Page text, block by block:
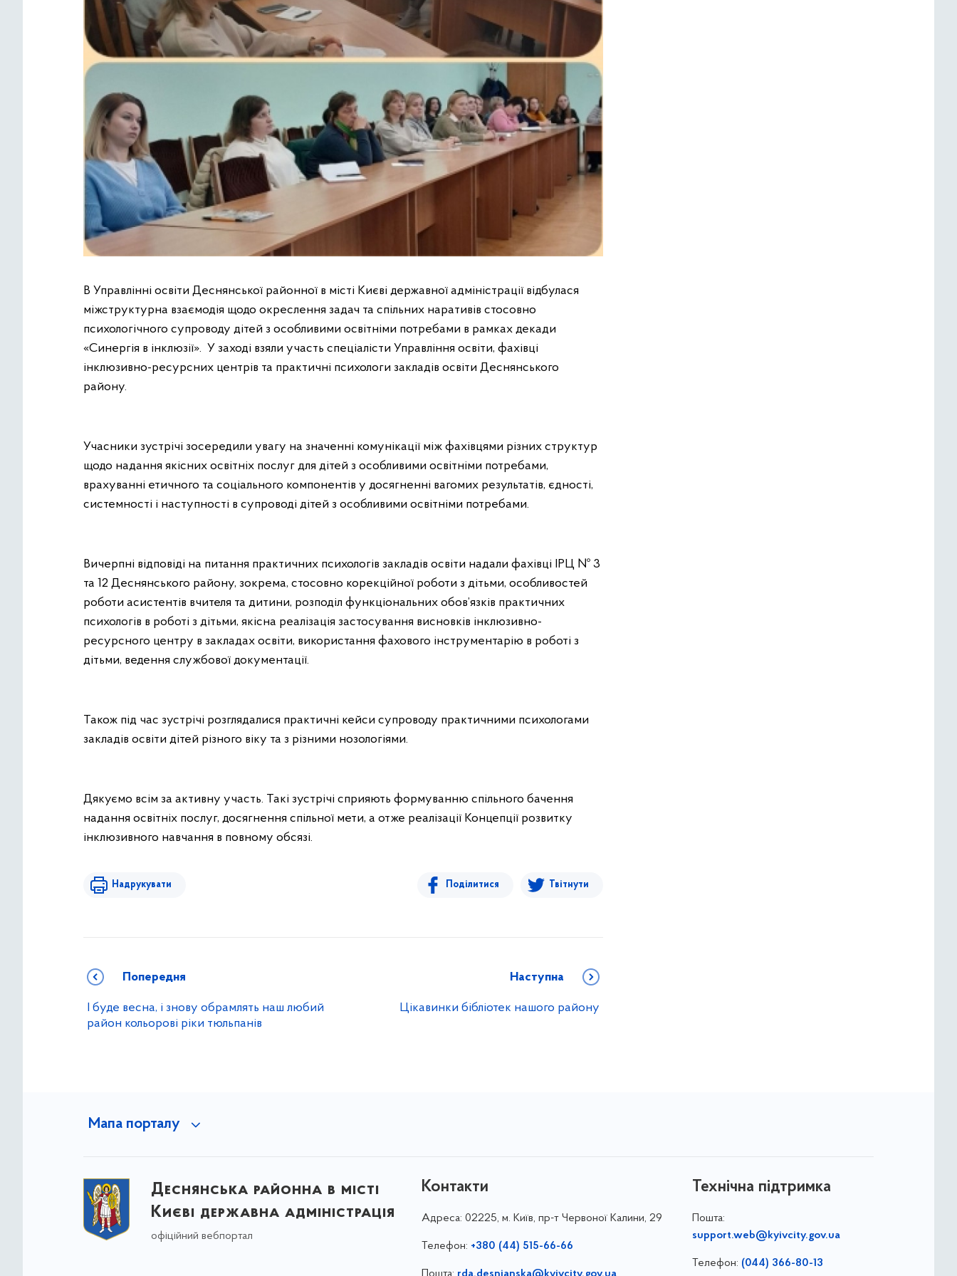
В Управлінні освіти Деснянської районної в місті Києві державної адміністрації відбулася
міжструктурна взаємодія щодо окреслення задач та спільних наративів стосовно
психологічного супроводу дітей з особливими освітніми потребами в рамках декади
«Синергія в інклюзії». У заході взяли участь спеціалісти Управління освіти, фахівці
інклюзивно-ресурсних центрів та практичні психологи закладів освіти Деснянського
району.
Учасники зустрічі зосередили увагу на значенні комунікації між фахівцями різних структур
щодо надання якісних освітніх послуг для дітей з особливими освітніми потребами,
врахуванні етичного та соціального компонентів у досягненні вагомих результатів, єдності,
системності і наступності в супроводі дітей з особливими освітніми потребами.
Вичерпні відповіді на питання практичних психологів закладів освіти надали фахівці ІРЦ № 3
та 12 Деснянського району, зокрема, стосовно корекційної роботи з дітьми, особливостей
роботи асистентів вчителя та дитини, розподіл функціональних обов’язків практичних
психологів в роботі з дітьми, якісна реалізація застосування висновків інклюзивно-
ресурсного центру в закладах освіти, використання фахового інструментарію в роботі з
дітьми, ведення службової документації.
Також під час зустрічі розглядалися практичні кейси супроводу практичними психологами
закладів освіти дітей різного віку та з різними нозологіями.
Дякуємо всім за активну участь. Такі зустрічі сприяють формуванню спільного бачення
надання освітніх послуг, досягнення спільної мети, а отже реалізації Концепції розвитку
інклюзивного навчання в повному обсязі.
Надрукувати Поділитися Твітнути
Попередня
І буде весна, і знову обрамлять наш любий
район кольорові ріки тюльпанів
Наступна
Цікавинки бібліотек нашого району
Мапа порталу
Деснянська районна в місті
Києві державна адміністрація
офіційний вебпортал
Контакти
Адреса: 02225, м. Київ, пр-т Червоної Калини, 29
Телефон: +380 (44) 515-66-66
Технічна підтримка
Пошта:
support.web@kyivcity.gov.ua
Телефон: (044) 366-80-13